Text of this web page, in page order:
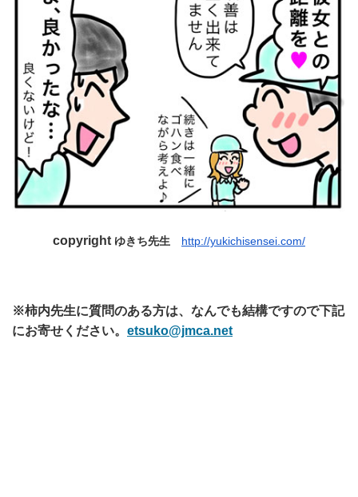
copyright ゆきち先生 http://yukichisensei.com/
※柿内先生に質問のある方は、なんでも結構ですので下記
にお寄せください。 etsuko@jmca.net